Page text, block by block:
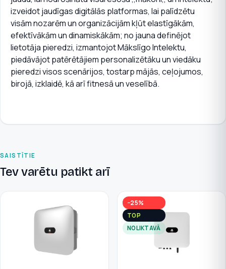
izveidot jaudīgas digitālās platformas, lai palīdzētu
visām nozarēm un organizācijām kļūt elastīgākām,
efektīvākām un dinamiskākām; no jauna definējot
lietotāja pieredzi, izmantojot Mākslīgo Intelektu,
piedāvājot patērētājiem personalizētāku un viedāku
pieredzi visos scenārijos, tostarp mājās, ceļojumos,
birojā, izklaidē, kā arī fitnesā un veselībā.
SAISTĪTIE
Tev varētu patikt arī
−25%
TOP
NOLIKTAVĀ